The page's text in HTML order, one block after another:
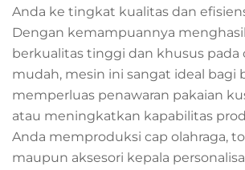
Anda ke tingkat kualitas dan
Dengan kemampuannya
berkualitas tinggi dan khusus pada
mudah, mesin ini sangat ideal bagi
memperluas penawaran pakaian
atau meningkatkan kapabilitas
Anda memproduksi cap olahraga,
maupun aksesori kepala